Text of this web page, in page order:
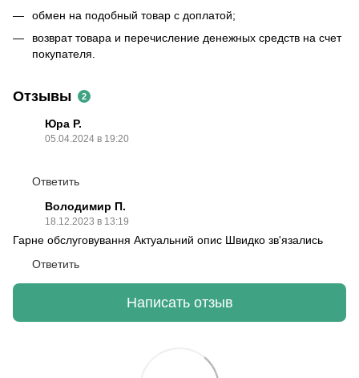
обмен на подобный товар с доплатой;
возврат товара и перечисление денежных средств на счет
покупателя.
Отзывы 2
Юра Р.
05.04.2024 в 19:20
Ответить
Володимир П.
18.12.2023 в 13:19
Гарне обслуговування Актуальний опис Швидко зв'язались
Ответить
Написать отзыв